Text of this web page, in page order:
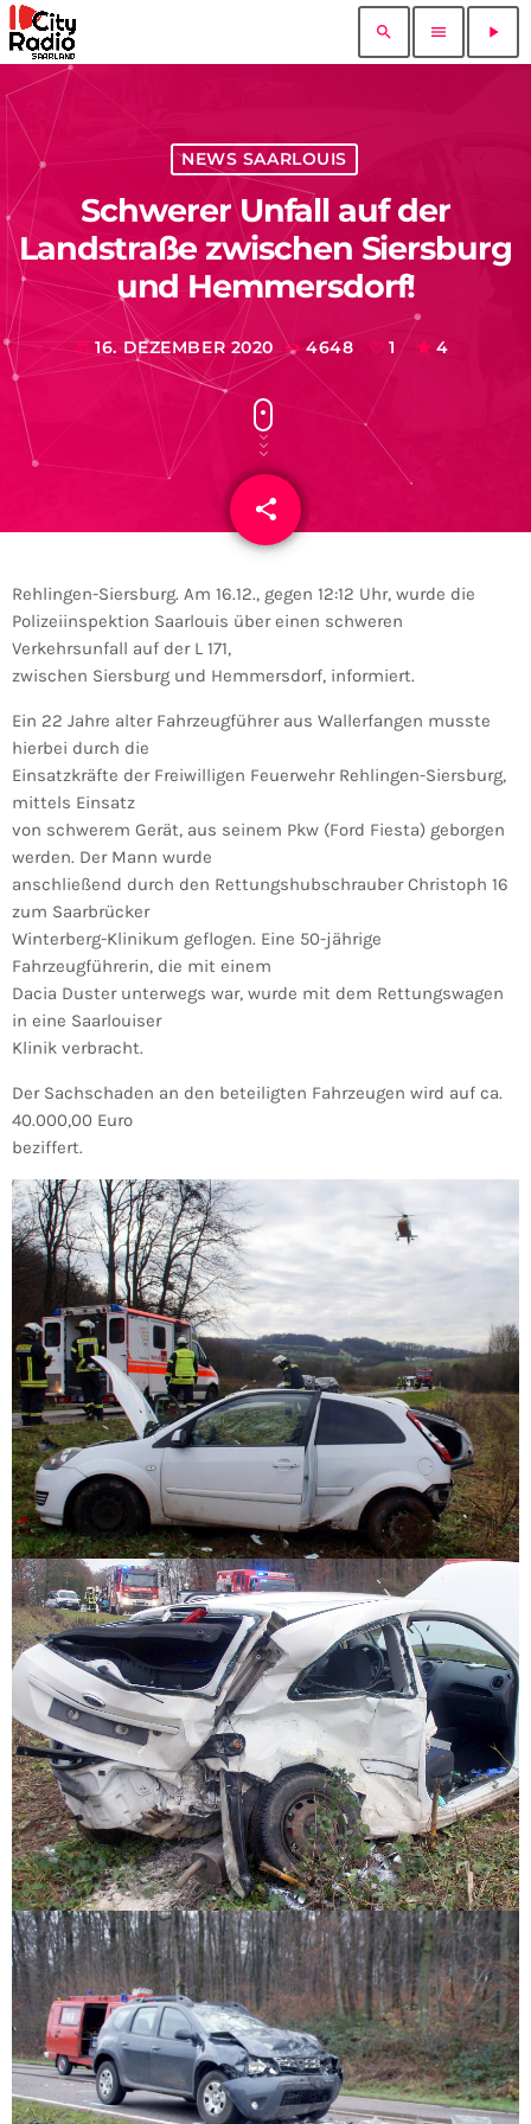
search menu play_arrow
NEWS SAARLOUIS
Schwerer Unfall auf der
Landstraße zwischen Siersburg
und Hemmersdorf!
today 16. DEZEMBER 2020 4648 1 4
share
email
Rehlingen-Siersburg. Am 16.12., gegen 12:12 Uhr, wurde die
Polizeiinspektion Saarlouis über einen schweren
Verkehrsunfall auf der L 171,
zwischen Siersburg und Hemmersdorf, informiert.
Ein 22 Jahre alter Fahrzeugführer aus Wallerfangen musste
hierbei durch die
Einsatzkräfte der Freiwilligen Feuerwehr Rehlingen-Siersburg,
mittels Einsatz
von schwerem Gerät, aus seinem Pkw (Ford Fiesta) geborgen
werden. Der Mann wurde
anschließend durch den Rettungshubschrauber Christoph 16
zum Saarbrücker
Winterberg-Klinikum geflogen. Eine 50-jährige
Fahrzeugführerin, die mit einem
Dacia Duster unterwegs war, wurde mit dem Rettungswagen
in eine Saarlouiser
Klinik verbracht.
Der Sachschaden an den beteiligten Fahrzeugen wird auf ca.
40.000,00 Euro
beziffert.